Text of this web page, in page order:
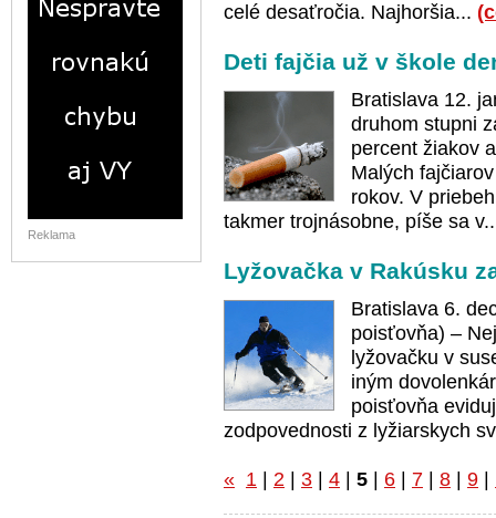
Reklama
celé desaťročia. Najhoršia...
Deti fajčia už v škole
Bratislava 12.
druhom stupni
percent žiakov
Malých
rokov. V
takmer trojnásobne, píše sa
Lyžovačka v Rakúsku
Bratislava 6.
poisťovňa) –
lyžovačku v
iným
poisťovňa
zodpovednosti z lyžiarskych
« 1 2 3 4 5 6 7 8 9